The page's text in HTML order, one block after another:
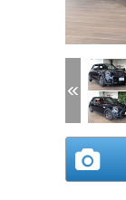
(1/48)